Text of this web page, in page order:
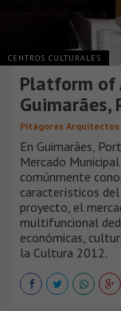
CENTROS CULTURALES
Platform of
Guimarães,
Pitágoras Arquitectos
En Guimarães,
Mercado
comúnmente
característicos del
proyecto, el
multifuncional
económicas,
la Cultura 2012.